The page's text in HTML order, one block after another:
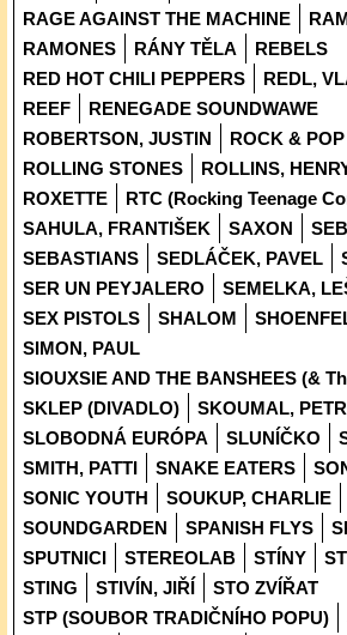
RAGE AGAINST THE MACHINE
RAMONES
RÁNY TĚLA
REBELS
RED HOT CHILI PEPPERS
REDL,
REEF
RENEGADE SOUNDWAWE
ROBERTSON, JUSTIN
ROCK & POP
ROLLING STONES
ROLLINS,
ROXETTE
RTC (Rocking Teenage
SAHULA, FRANTIŠEK
SAXON
SEBASTIANS
SEDLÁČEK, PAVEL
SER UN PEYJALERO
SEMELKA,
SEX PISTOLS
SHALOM
SIMON, PAUL
SIOUXSIE AND THE BANSHEES (&
SKLEP (DIVADLO)
SKOUMAL, PETR
SLOBODNÁ EURÓPA
SLUNÍČKO
SMITH, PATTI
SNAKE EATERS
SONIC YOUTH
SOUKUP, CHARLIE
SOUNDGARDEN
SPANISH FLYS
SPUTNICI
STEREOLAB STÍNY
STING
STIVÍN, JIŘÍ
STO ZVÍŘAT
STP (SOUBOR TRADIČNÍHO POPU)